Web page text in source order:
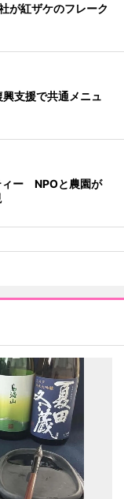
が紅ザケのフレーク
支援で共通メニュ
ィー NPOと農園が